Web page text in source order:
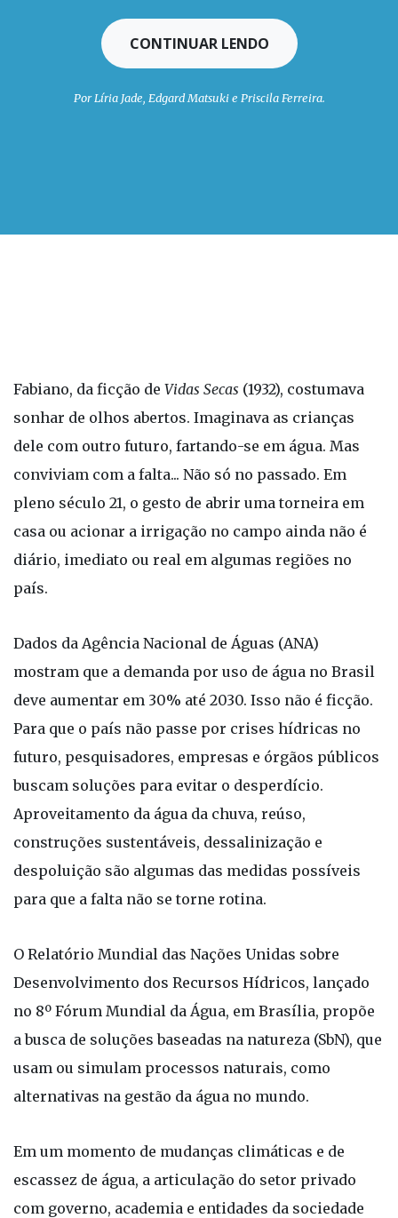
CONTINUAR LENDO
Por Líria Jade, Edgard Matsuki e Priscila Ferreira.
Fabiano, da ficção de Vidas Secas (1932), costumava
sonhar de olhos abertos. Imaginava as crianças
dele com outro futuro, fartando-se em água. Mas
conviviam com a falta... Não só no passado. Em
pleno século 21, o gesto de abrir uma torneira em
casa ou acionar a irrigação no campo ainda não é
diário, imediato ou real em algumas regiões no
país.
Dados da Agência Nacional de Águas (ANA)
mostram que a demanda por uso de água no Brasil
deve aumentar em 30% até 2030. Isso não é ficção.
Para que o país não passe por crises hídricas no
futuro, pesquisadores, empresas e órgãos públicos
buscam soluções para evitar o desperdício.
Aproveitamento da água da chuva, reúso,
construções sustentáveis, dessalinização e
despoluição são algumas das medidas possíveis
para que a falta não se torne rotina.
O Relatório Mundial das Nações Unidas sobre
Desenvolvimento dos Recursos Hídricos, lançado
no 8º Fórum Mundial da Água, em Brasília, propõe
a busca de soluções baseadas na natureza (SbN), que
usam ou simulam processos naturais, como
alternativas na gestão da água no mundo.
Em um momento de mudanças climáticas e de
escassez de água, a articulação do setor privado
com governo, academia e entidades da sociedade